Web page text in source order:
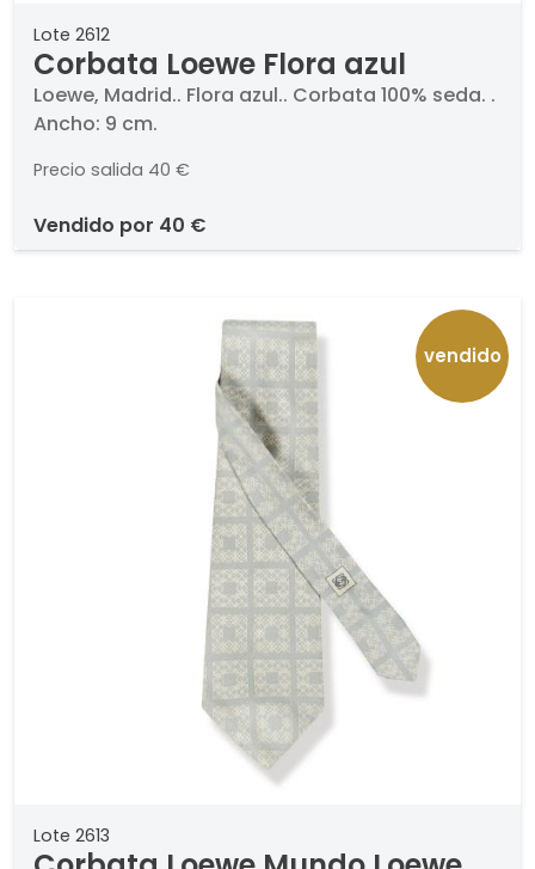
Lote 2612
Corbata Loewe Flora azul
Loewe, Madrid.. Flora azul.. Corbata 100% seda. .
Ancho: 9 cm.
Precio salida 40 €
vendido por 40 €
vendido
Lote 2613